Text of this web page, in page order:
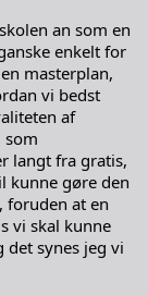
an som en
enkelt for
masterplan,
vi bedst
af
som
langt fra gratis,
kunne gøre den
foruden at en
vi skal kunne
det synes jeg vi